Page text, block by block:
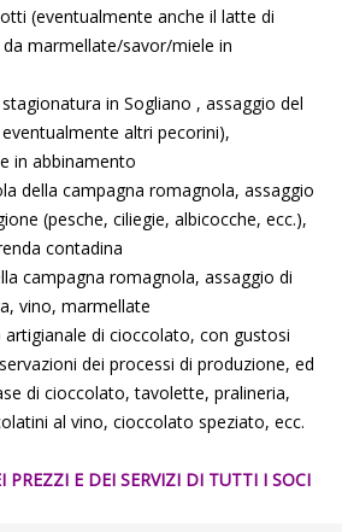
(eventualmente anche il latte di
marmellate/savor/miele in
in Sogliano , assaggio del
altri pecorini),
in abbinamento
della campagna romagnola, assaggio
(pesche, ciliegie, albicocche, ecc.),
contadina
campagna romagnola, assaggio di
vino, marmellate
di cioccolato, con gustosi
dei processi di produzione, ed
di cioccolato, tavolette, pralineria,
al vino, cioccolato speziato, ecc.
PREZZI E DEI SERVIZI DI TUTTI I SOCI